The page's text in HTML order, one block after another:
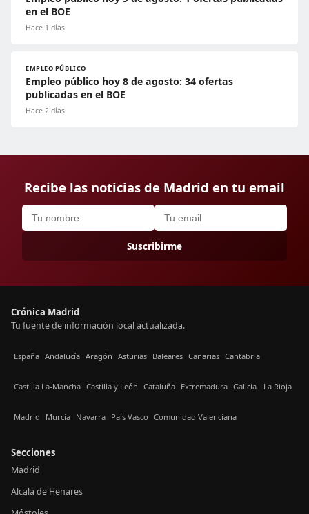
en el BOE
Hace 1 días
EMPLEO PÚBLICO
Empleo público hoy 8 de agosto: 34 ofertas
publicadas en el BOE
Hace 2 días
Recibe las noticias de Madrid en tu email
Suscribirme
Crónica Madrid
Tu fuente de información local actualizada.
España Andalucía Aragón Asturias Baleares Canarias Cantabria
Castilla La-Mancha Castilla y León Cataluña Extremadura Galicia La Rioja
Madrid Murcia Navarra País Vasco Comunidad Valenciana
Secciones
Madrid
Alcalá de Henares